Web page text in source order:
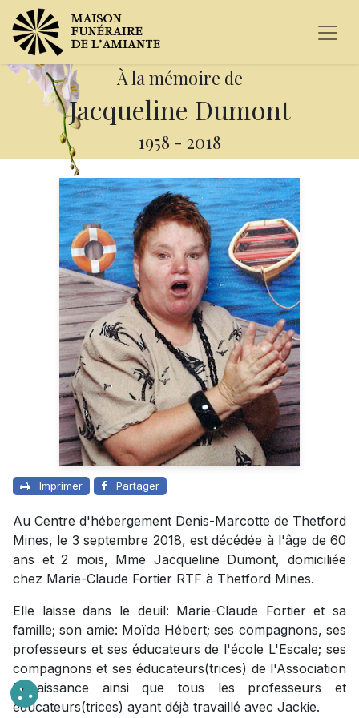
À la mémoire de
Jacqueline Dumont
1958 - 2018
Imprimer Partager
Au Centre d'hébergement Denis-Marcotte de Thetford
Mines, le 3 septembre 2018, est décédée à l'âge de 60
ans et 2 mois, Mme Jacqueline Dumont, domiciliée
chez Marie-Claude Fortier RTF à Thetford Mines.
Elle laisse dans le deuil: Marie-Claude Fortier et sa
famille; son amie: Moïda Hébert; ses compagnons, ses
professeurs et ses éducateurs de l'école L'Escale; ses
compagnons et ses éducateurs(trices) de l'Association
Renaissance ainsi que tous les professeurs et
éducateurs(trices) ayant déjà travaillé avec Jackie.